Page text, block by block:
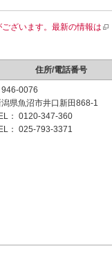
ざいます。最新の情報は
住所/電話番号
946-0076
県魚沼市井口新田868-1
： 0120-347-360
： 025-793-3371